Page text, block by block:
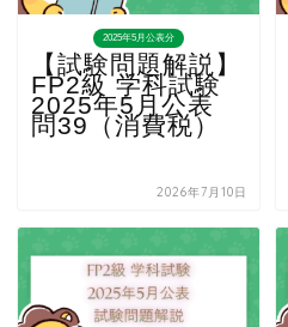
2025年5月公表分
【試験問題解説】
FP2級 学科試験
2025年5月公表
問39（消費税）
2026年7月10日